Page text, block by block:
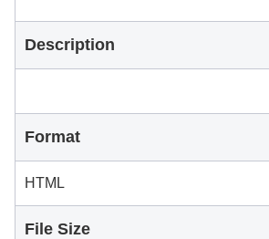
Description
Format
HTML
File Size